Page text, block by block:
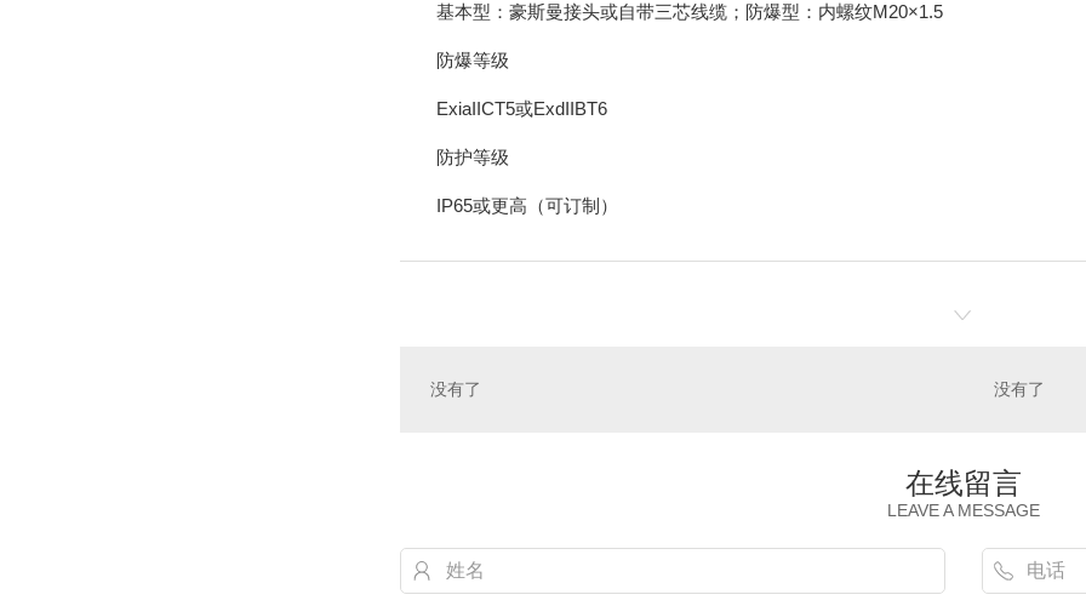
基本型：豪斯曼接头或自带三芯线缆；防爆型：内螺纹M20×1.5
防爆等级
ExiaIICT5或ExdIIBT6
防护等级
IP65或更高（可订制）
没有了 没有了
在线留言
LEAVE A MESSAGE